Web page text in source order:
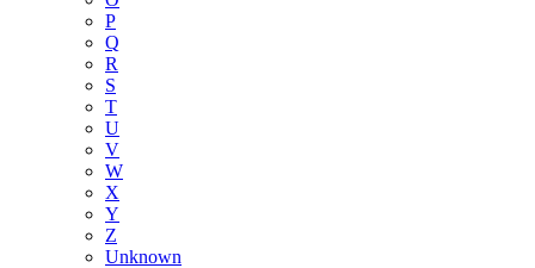
P
Q
R
S
T
U
V
W
X
Y
Z
Unknown